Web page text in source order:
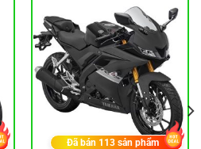
Đã bán 113 sản phẩm